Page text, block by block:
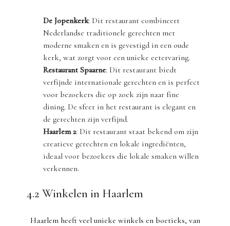
De Jopenkerk: Dit restaurant combineert
Nederlandse traditionele gerechten met
moderne smaken en is gevestigd in een oude
kerk, wat zorgt voor een unieke eetervaring.
Restaurant Spaarne: Dit restaurant biedt
verfijnde internationale gerechten en is perfect
voor bezoekers die op zoek zijn naar fine
dining. De sfeer in het restaurant is elegant en
de gerechten zijn verfijnd.
Haarlem 2: Dit restaurant staat bekend om zijn
creatieve gerechten en lokale ingrediënten,
ideaal voor bezoekers die lokale smaken willen
verkennen.
4.2 Winkelen in Haarlem
Haarlem heeft veel unieke winkels en boetieks, van